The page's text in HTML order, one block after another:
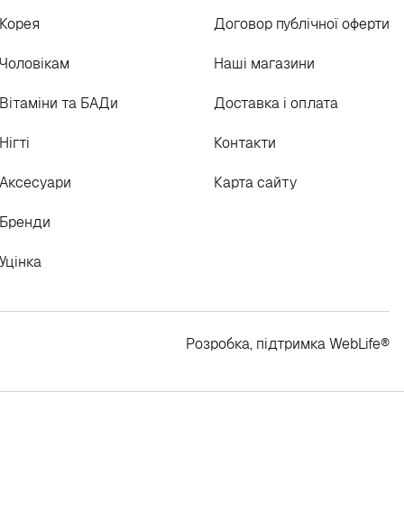
Корея
Чоловікам
Вітаміни та БАДи
Нігті
Аксесуари
Бренди
Уцінка
Договор публічної оферти
Наші магазини
Доставка і оплата
Контакти
Карта сайту
Розробка, підтримкаWebLife®